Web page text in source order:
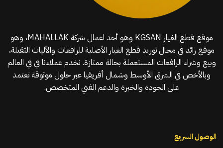
موقع قطع الغيار KGSAN وهو أحد اعمال شركة MAHALLAK، وهو
موقع رائد في مجال توريد قطع الغيار الأصلية للرافعات والآليات الثقيلة،
وبيع وشراء الرافعات المستعملة بحالة ممتازة. نخدم عملاءنا في في العالم
وبالأخص في الشرق الأوسط وشمال أفريقيا عبر حلول موثوقة تعتمد
على الجودة والخبرة والدعم الفني المتخصص.
الوصول السريع